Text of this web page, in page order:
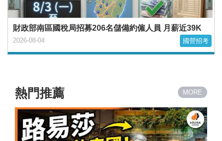
財政部南區國稅局招募206名儲備約僱人員 月薪近39K
2026-08-04 國營招考
熱門推薦 MORE